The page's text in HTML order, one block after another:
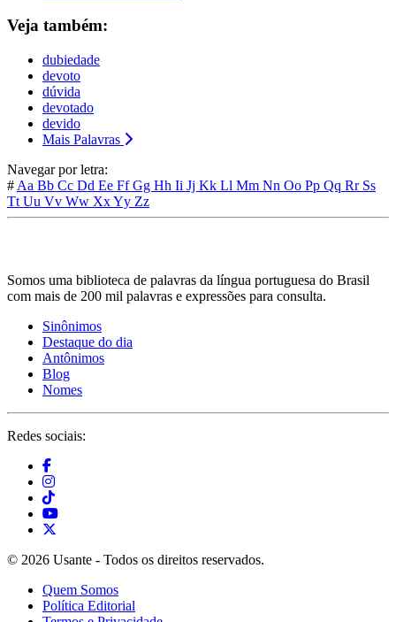
Veja também:
dubiedade
devoto
dúvida
devotado
devido
Mais Palavras
Navegar por letra:
# Aa Bb Cc Dd Ee FfGg Hh Ii Jj Kk Ll Mm Nn Oo Pp Qq Rr Ss
Tt Uu Vv Ww XxYy Zz
Somos uma biblioteca de palavras da língua portuguesa do Brasil
com mais de 200 mil palavras e expressões para consulta.
Sinônimos
Destaque do dia
Antônimos
Blog
Nomes
Redes sociais:
© 2026 Usante - Todos os direitos reservados.
Quem Somos
Política Editorial